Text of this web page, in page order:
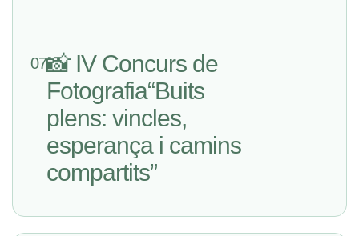
07📸 IV Concurs de
Fotografia“Buits
plens: vincles,
esperança i camins
compartits”